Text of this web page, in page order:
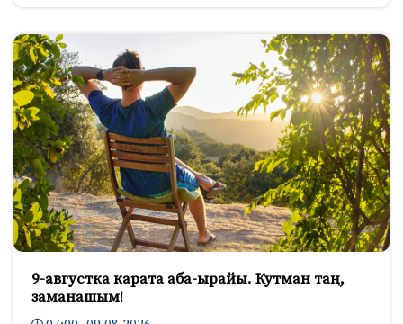
9-августка карата аба-ырайы. Кутман таң,
заманашым!